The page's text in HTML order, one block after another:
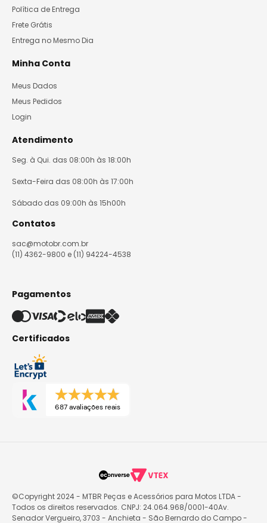
Política de Entrega
Frete Grátis
Entrega no Mesmo Dia
Minha Conta
Meus Dados
Meus Pedidos
Login
Atendimento
Seg. à Qui. das 08:00h às 18:00h
Sexta-Feira das 08:00h às 17:00h
Sábado das 09:00h às 15h00h
Contatos
sac@motobr.com.br
(11) 4362-9800 e (11) 94224-4538
Pagamentos
Certificados
687 avaliações reais
©Copyright 2024 - MTBR Peças e Acessórios para Motos LTDA -
Todos os direitos reservados. CNPJ: 24.064.968/0001-40Av.
Senador Vergueiro, 3703 - Anchieta - São Bernardo do Campo -